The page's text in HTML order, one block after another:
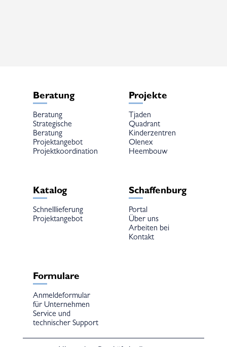
Beratung
Beratung
Strategische
Beratung
Projektangebot
Projektkoordination
Projekte
Tjaden
Quadrant
Kinderzentren
Olenex
Heembouw
Katalog
Schnelllieferung
Projektangebot
Schaffenburg
Portal
Über uns
Arbeiten bei
Kontakt
Formulare
Anmeldeformular
für Unternehmen
Service und
technischer Support